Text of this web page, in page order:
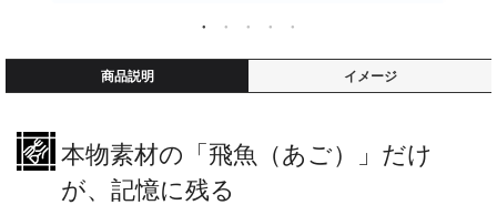
商品説明 イメージ
本物素材の「飛魚（あご）」だけ
が、記憶に残る